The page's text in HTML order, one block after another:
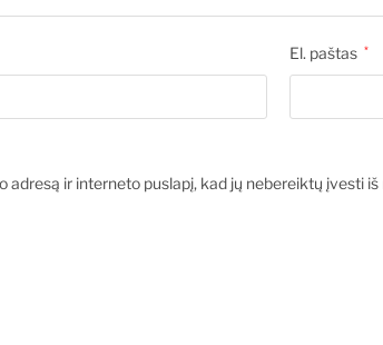
El. paštas *
ir interneto puslapį, kad jų nebereiktų įvesti